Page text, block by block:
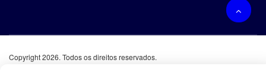
Copyright 2026. Todos os direitos reservados.